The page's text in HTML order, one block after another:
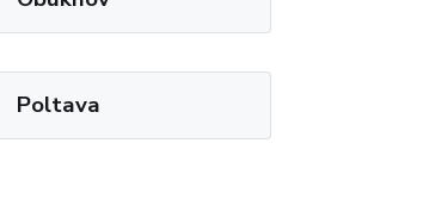
Poltava